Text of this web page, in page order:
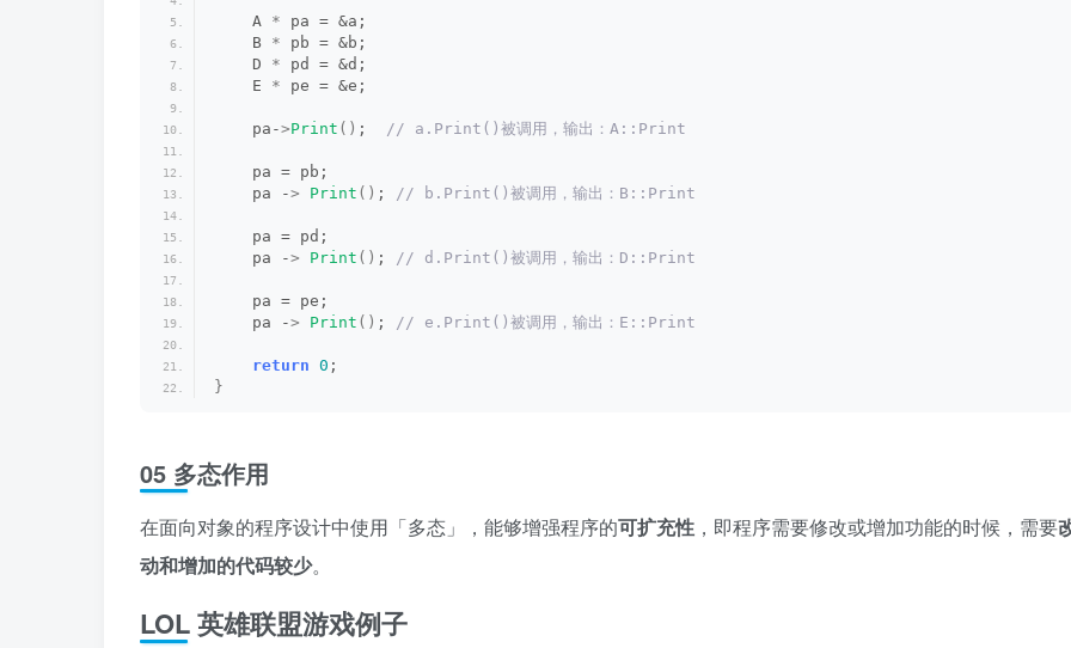
    A
* pa = &a;
    B
* pb = &b;
    D
* pd = &d;
    E
* pe = &e;
    pa-
>Print () ; // a.Print()被调用，输出：A::Print
    pa = pb;
    pa -
> Print () ; // b.Print()被调用，输出：B::Print
    pa = pd;
    pa -
> Print () ; // d.Print()被调用，输出：D::Print
    pa = pe;
    pa -
> Print () ; // e.Print()被调用，输出：E::Print
return 0 ;
}
05 多态作用
在面向对象的程序设计中使用「多态」，能够增强程序的可扩充性 ，即程序需要修改或增加功能的时候，需要
动和增加的代码较少。
LOL 英雄联盟游戏例子